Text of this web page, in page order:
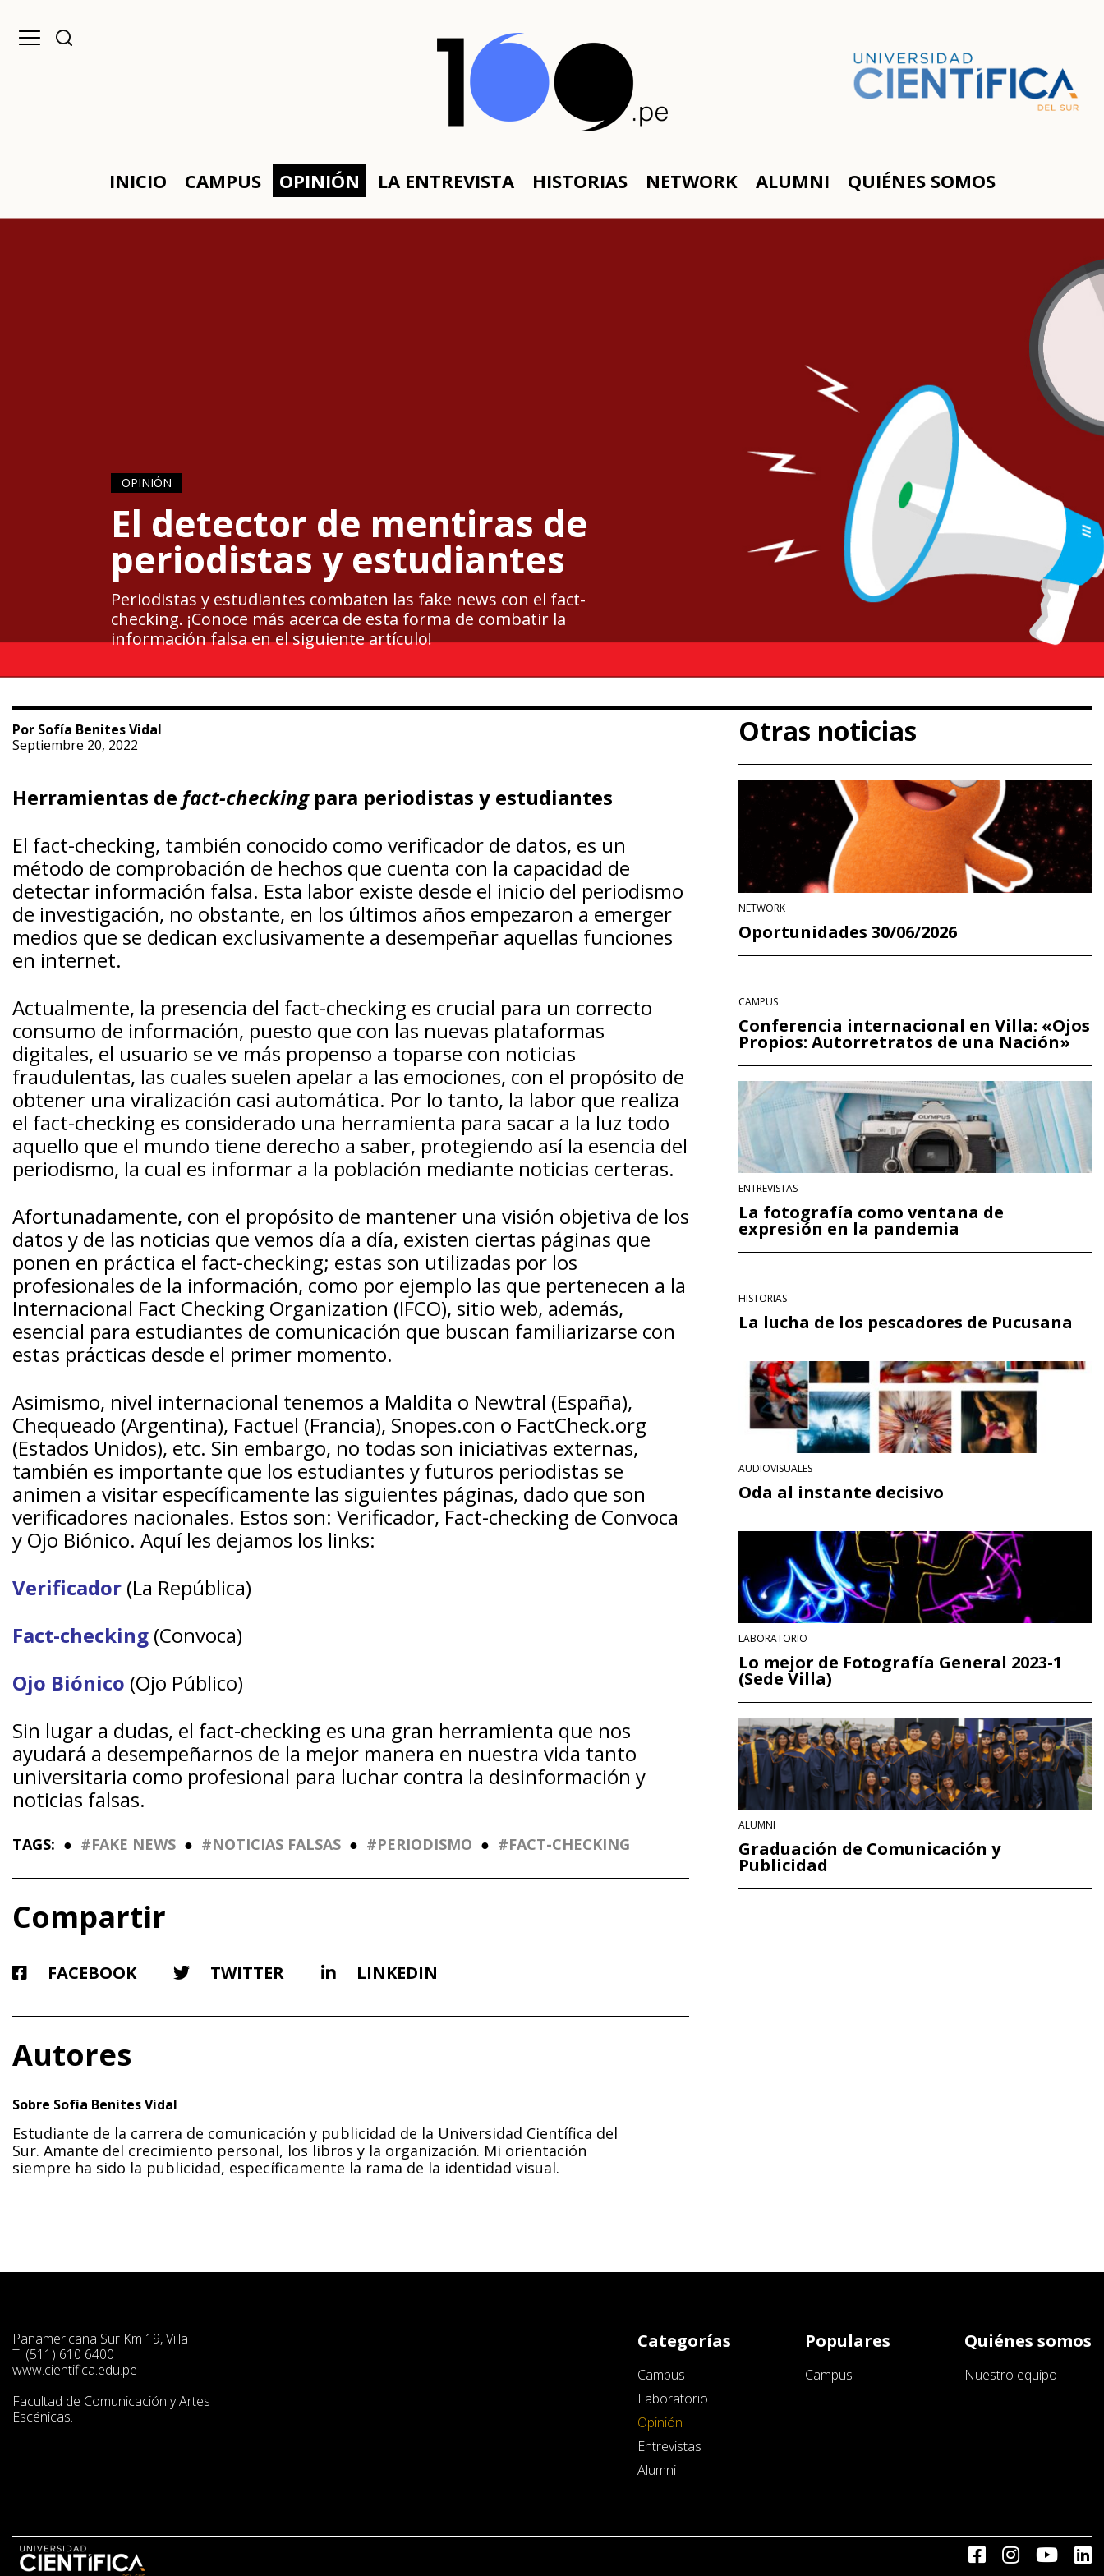
INICIO CAMPUS OPINIÓN LA ENTREVISTA HISTORIAS NETWORK ALUMNI QUIÉNES SOMOS
OPINIÓN
El detector de mentiras de
periodistas y estudiantes
Periodistas y estudiantes combaten las fake news con el fact-
checking. ¡Conoce más acerca de esta forma de combatir la
información falsa en el siguiente artículo!
Por Sofía Benites Vidal
Septiembre 20, 2022
Herramientas de fact-checkingpara periodistas y estudiantes
El fact-checking, también conocido como verificador de datos, es un
método de comprobación de hechos que cuenta con la capacidad de
detectar información falsa. Esta labor existe desde el inicio del periodismo
de investigación, no obstante, en los últimos años empezaron a emerger
medios que se dedican exclusivamente a desempeñar aquellas funciones
en internet.
Actualmente, la presencia del fact-checking es crucial para un correcto
consumo de información, puesto que con las nuevas plataformas
digitales, el usuario se ve más propenso a toparse con noticias
fraudulentas, las cuales suelen apelar a las emociones, con el propósito de
obtener una viralización casi automática. Por lo tanto, la labor que realiza
el fact-checking es considerado una herramienta para sacar a la luz todo
aquello que el mundo tiene derecho a saber, protegiendo así la esencia del
periodismo, la cual es informar a la población mediante noticias certeras.
Afortunadamente, con el propósito de mantener una visión objetiva de los
datos y de las noticias que vemos día a día, existen ciertas páginas que
ponen en práctica el fact-checking; estas son utilizadas por los
profesionales de la información, como por ejemplo las que pertenecen a la
Internacional Fact Checking Organization (IFCO), sitio web, además,
esencial para estudiantes de comunicación que buscan familiarizarse con
estas prácticas desde el primer momento.
Asimismo, nivel internacional tenemos a Maldita o Newtral (España),
Chequeado (Argentina), Factuel (Francia), Snopes.con o FactCheck.org
(Estados Unidos), etc. Sin embargo, no todas son iniciativas externas,
también es importante que los estudiantes y futuros periodistas se
animen a visitar específicamente las siguientes páginas, dado que son
verificadores nacionales. Estos son: Verificador, Fact-checking de Convoca
y Ojo Biónico. Aquí les dejamos los links:
Verificador (La República)
Fact-checking (Convoca)
Ojo Biónico (Ojo Público)
Sin lugar a dudas, el fact-checking es una gran herramienta que nos
ayudará a desempeñarnos de la mejor manera en nuestra vida tanto
universitaria como profesional para luchar contra la desinformación y
noticias falsas.
TAGS: ● FAKE NEWS ● NOTICIAS FALSAS ● PERIODISMO ● FACT-CHECKING
Compartir
FACEBOOK TWITTER LINKEDIN
Autores
Sobre Sofía Benites Vidal
Estudiante de la carrera de comunicación y publicidad de la Universidad Científica del
Sur. Amante del crecimiento personal, los libros y la organización. Mi orientación
siempre ha sido la publicidad, específicamente la rama de la identidad visual.
Otras noticias
NETWORK
Oportunidades 30/06/2026
CAMPUS
Conferencia internacional en Villa: «Ojos
Propios: Autorretratos de una Nación»
ENTREVISTAS
La fotografía como ventana de
expresión en la pandemia
HISTORIAS
La lucha de los pescadores de Pucusana
AUDIOVISUALES
Oda al instante decisivo
LABORATORIO
Lo mejor de Fotografía General 2023-1
(Sede Villa)
ALUMNI
Graduación de Comunicación y
Publicidad
Panamericana Sur Km 19, Villa
T. (511) 610 6400
www.cientifica.edu.pe
Facultad de Comunicación y Artes
Escénicas.
Categorías
Campus
Laboratorio
Opinión
Entrevistas
Alumni
Populares
Campus
Quiénes somos
Nuestro equipo